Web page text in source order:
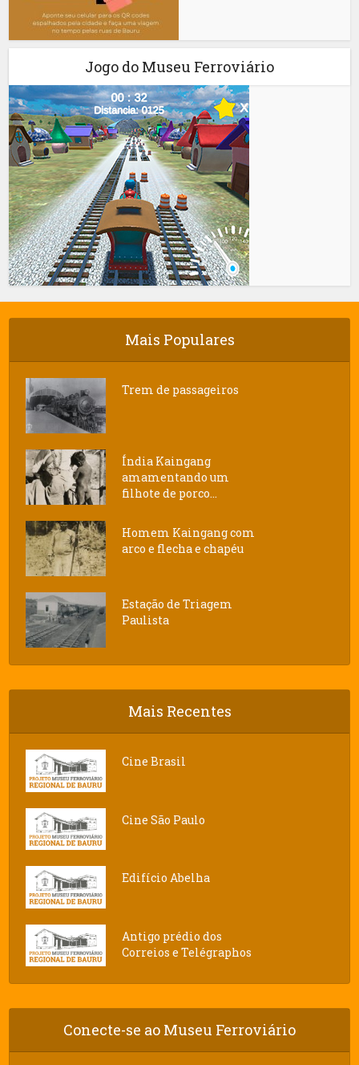
Jogo do Museu Ferroviário
Mais Populares
Trem de passageiros
Índia Kaingang
amamentando um
filhote de porco...
Homem Kaingang com
arco e flecha e chapéu
Estação de Triagem
Paulista
Mais Recentes
Cine Brasil
Cine São Paulo
Edifício Abelha
Antigo prédio dos
Correios e Telégraphos
Conecte-se ao Museu Ferroviário